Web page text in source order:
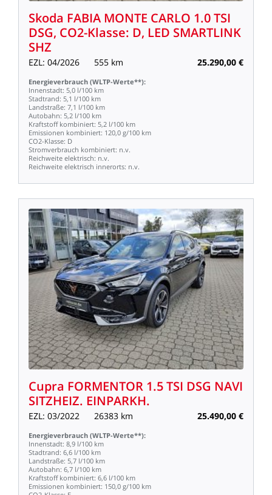
Skoda FABIA MONTE CARLO 1.0TSI
DSG, CO2-Klasse: D, LED SMARTLINK
SHZ
EZL: 04/2026 555 km 25.290,00 €
Energieverbrauch (WLTP-Werte**):
Innenstadt: 5,0 l/100 km
Stadtrand: 5,1 l/100 km
Landstraße: 7,1 l/100 km
Autobahn: 5,2 l/100 km
Kraftstoff kombiniert: 5,2 l/100 km
Emissionen kombiniert: 120,0 g/100 km
CO2-Klasse: D
Stromverbrauch kombiniert: n.v.
Reichweite elektrisch: n.v.
Reichweite elektrisch innerorts: n.v.
Cupra FORMENTOR 1.5TSI DSG NAVI
SITZHEIZ. EINPARKH.
EZL: 03/2022 26383 km 25.490,00 €
Energieverbrauch (WLTP-Werte**):
Innenstadt: 8,9 l/100 km
Stadtrand: 6,6 l/100 km
Landstraße: 5,7 l/100 km
Autobahn: 6,7 l/100 km
Kraftstoff kombiniert: 6,6 l/100 km
Emissionen kombiniert: 150,0 g/100 km